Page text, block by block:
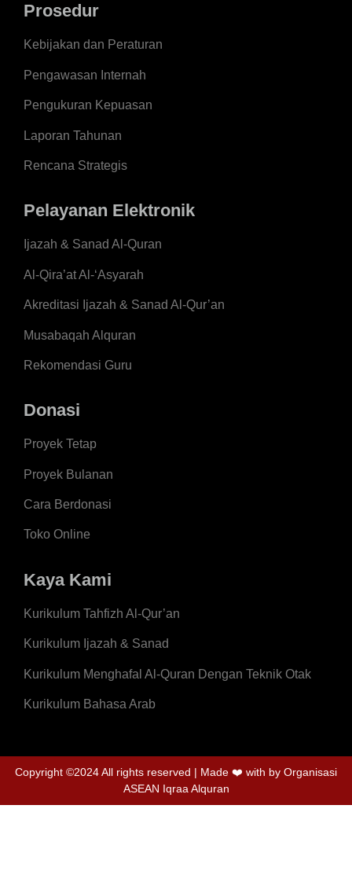
Prosedur
Kebijakan dan Peraturan
Pengawasan Internah
Pengukuran Kepuasan
Laporan Tahunan
Rencana Strategis
Pelayanan Elektronik
Ijazah & Sanad Al-Quran
Al-Qira’at Al-‘Asyarah
Akreditasi Ijazah & Sanad Al-Qur’an
Musabaqah Alquran
Rekomendasi Guru
Donasi
Proyek Tetap
Proyek Bulanan
Cara Berdonasi
Toko Online
Kaya Kami
Kurikulum Tahfizh Al-Qur’an
Kurikulum Ijazah & Sanad
Kurikulum Menghafal Al-Quran Dengan Teknik Otak
Kurikulum Bahasa Arab
Copyright ©2024 All rights reserved | Made ❤️ with by Organisasi
ASEAN Iqraa Alquran